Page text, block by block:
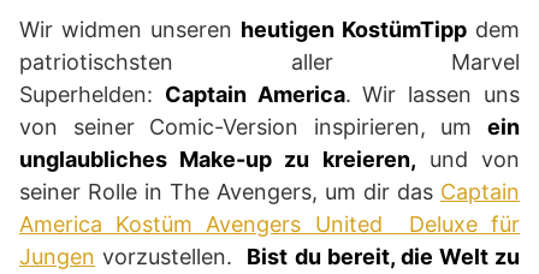
Wir widmen unseren heutigen KostümTipp dem
patriotischsten aller Marvel
Superhelden: Captain America. Wir lassen uns
von seiner Comic-Version inspirieren, um ein
unglaubliches Make-up zu kreieren, und von
seiner Rolle in The Avengers, um dir das Captain
America Kostüm Avengers United Deluxe für
Jungen vorzustellen. Bist du bereit, die Welt zu